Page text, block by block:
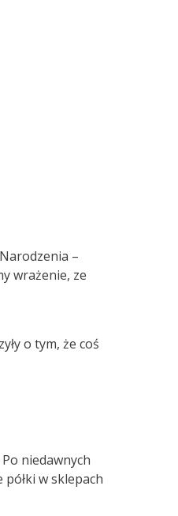
–
wrażenie, ze
o tym, że coś
niedawnych
w sklepach